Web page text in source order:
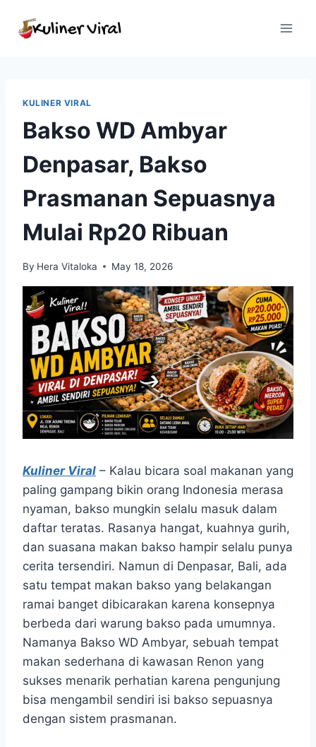
KULINER VIRAL
Bakso WD Ambyar
Denpasar, Bakso
Prasmanan Sepuasnya
Mulai Rp20 Ribuan
By Hera Vitaloka May 18, 2026
Kuliner Viral – Kalau bicara soal makanan yang
paling gampang bikin orang Indonesia merasa
nyaman, bakso mungkin selalu masuk dalam
daftar teratas. Rasanya hangat, kuahnya gurih,
dan suasana makan bakso hampir selalu punya
cerita tersendiri. Namun di Denpasar, Bali, ada
satu tempat makan bakso yang belakangan
ramai banget dibicarakan karena konsepnya
berbeda dari warung bakso pada umumnya.
Namanya Bakso WD Ambyar, sebuah tempat
makan sederhana di kawasan Renon yang
sukses menarik perhatian karena pengunjung
bisa mengambil sendiri isi bakso sepuasnya
dengan sistem prasmanan.